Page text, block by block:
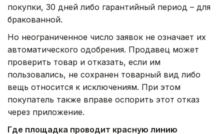
покупки, 30 дней либо гарантийный период – для
бракованной.
Но неограниченное число заявок не означает их
автоматического одобрения. Продавец может
проверить товар и отказать, если им
пользовались, не сохранен товарный вид либо
вещь относится к исключениям. При этом
покупатель также вправе оспорить этот отказ
через приложение.
Где площадка проводит красную линию